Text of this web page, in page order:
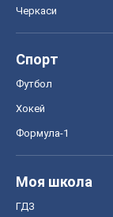
Черкаси
Спорт
Футбол
Хокей
Формула-1
Моя школа
ГДЗ